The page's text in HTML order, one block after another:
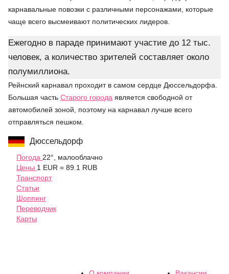
карнавальные повозки с различными персонажами, которые
чаще всего высмеивают политических лидеров.
Ежегодно в параде принимают участие до 12 тыс.
человек, а количество зрителей составляет около
полумиллиона.
Рейнский карнавал проходит в самом сердце Дюссельдорфа.
Большая часть Старого города является свободной от
автомобилей зоной, поэтому на карнавал лучше всего
отправляться пешком.
Дюссельдорф
Погода 22°, малооблачно
Цены 1 EUR = 89.1 RUB
Транспорт
Статьи
Шоппинг
Переводчик
Карты